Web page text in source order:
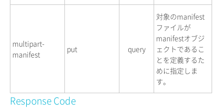
multipart-
manifest
put query
対象のmanifest
ファイルが
manifestオブジ
ェクトであるこ
とを定義するた
めに指定しま
す。
Response Code